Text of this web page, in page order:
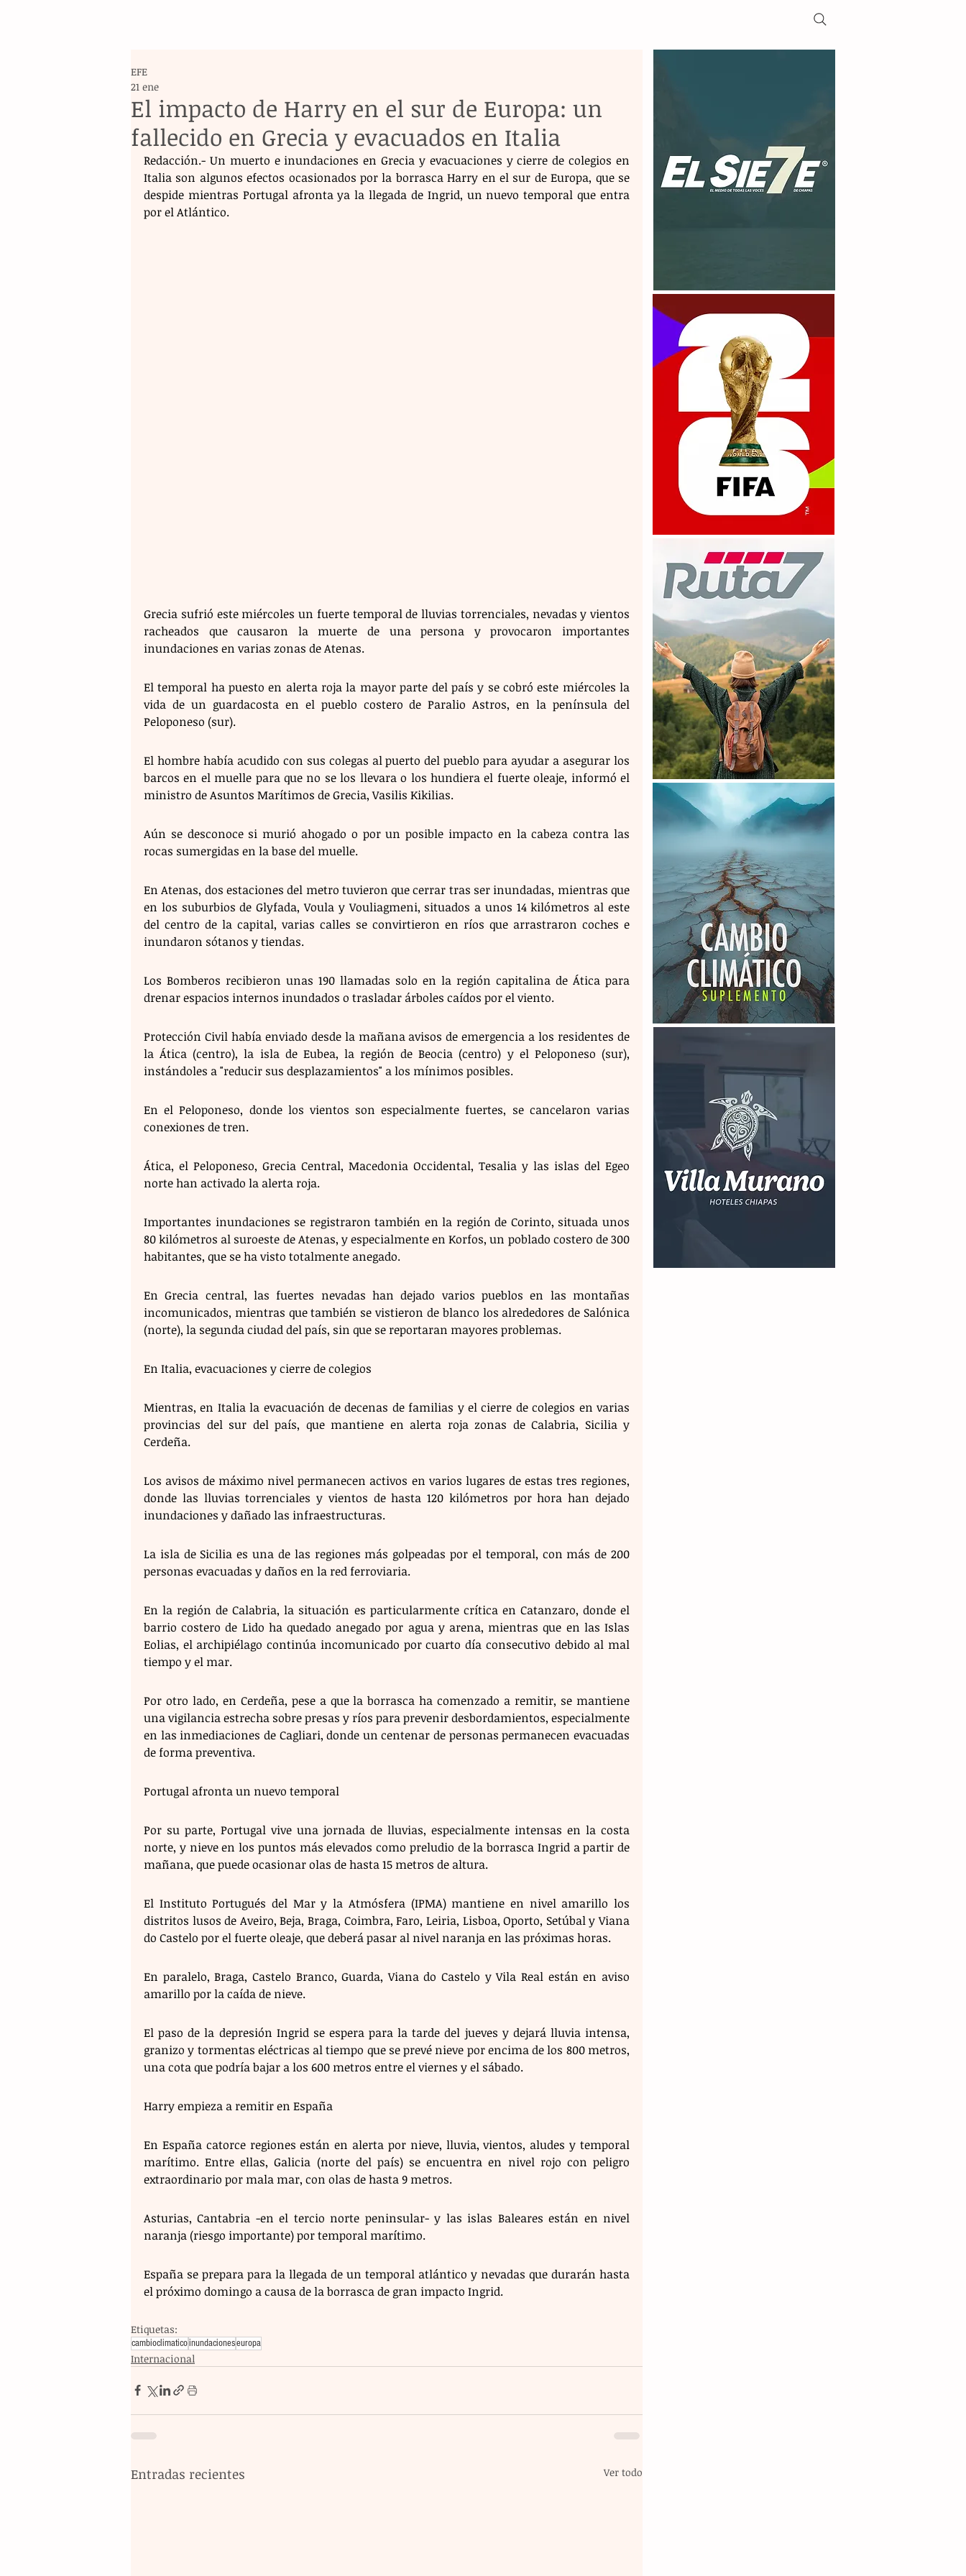
El impacto de Harry en el sur de Europa: un
fallecido en Grecia y evacuados en Italia
EFE
21 ene
Redacción.- Un muerto e inundaciones en Grecia y evacuaciones y cierre de colegios en
Italia son algunos efectos ocasionados por la borrasca Harry en el sur de Europa, que se
despide mientras Portugal afronta ya la llegada de Ingrid, un nuevo temporal que entra
por el Atlántico.
Grecia sufrió este miércoles un fuerte temporal de lluvias torrenciales, nevadas y vientos
racheados que causaron la muerte de una persona y provocaron importantes
inundaciones en varias zonas de Atenas.
El temporal ha puesto en alerta roja la mayor parte del país y se cobró este miércoles la
vida de un guardacosta en el pueblo costero de Paralio Astros, en la península del
Peloponeso (sur).
El hombre había acudido con sus colegas al puerto del pueblo para ayudar a asegurar los
barcos en el muelle para que no se los llevara o los hundiera el fuerte oleaje, informó el
ministro de Asuntos Marítimos de Grecia, Vasilis Kikilias.
Aún se desconoce si murió ahogado o por un posible impacto en la cabeza contra las
rocas sumergidas en la base del muelle.
En Atenas, dos estaciones del metro tuvieron que cerrar tras ser inundadas, mientras que
en los suburbios de Glyfada, Voula y Vouliagmeni, situados a unos 14 kilómetros al este
del centro de la capital, varias calles se convirtieron en ríos que arrastraron coches e
inundaron sótanos y tiendas.
Los Bomberos recibieron unas 190 llamadas solo en la región capitalina de Ática para
drenar espacios internos inundados o trasladar árboles caídos por el viento.
Protección Civil había enviado desde la mañana avisos de emergencia a los residentes de
la Ática (centro), la isla de Eubea, la región de Beocia (centro) y el Peloponeso (sur),
instándoles a "reducir sus desplazamientos" a los mínimos posibles.
En el Peloponeso, donde los vientos son especialmente fuertes, se cancelaron varias
conexiones de tren.
Ática, el Peloponeso, Grecia Central, Macedonia Occidental, Tesalia y las islas del Egeo
norte han activado la alerta roja.
Importantes inundaciones se registraron también en la región de Corinto, situada unos
80 kilómetros al suroeste de Atenas, y especialmente en Korfos, un poblado costero de 300
habitantes, que se ha visto totalmente anegado.
En Grecia central, las fuertes nevadas han dejado varios pueblos en las montañas
incomunicados, mientras que también se vistieron de blanco los alrededores de Salónica
(norte), la segunda ciudad del país, sin que se reportaran mayores problemas.
En Italia, evacuaciones y cierre de colegios
Mientras, en Italia la evacuación de decenas de familias y el cierre de colegios en varias
provincias del sur del país, que mantiene en alerta roja zonas de Calabria, Sicilia y
Cerdeña.
Los avisos de máximo nivel permanecen activos en varios lugares de estas tres regiones,
donde las lluvias torrenciales y vientos de hasta 120 kilómetros por hora han dejado
inundaciones y dañado las infraestructuras.
La isla de Sicilia es una de las regiones más golpeadas por el temporal, con más de 200
personas evacuadas y daños en la red ferroviaria.
En la región de Calabria, la situación es particularmente crítica en Catanzaro, donde el
barrio costero de Lido ha quedado anegado por agua y arena, mientras que en las Islas
Eolias, el archipiélago continúa incomunicado por cuarto día consecutivo debido al mal
tiempo y el mar.
Por otro lado, en Cerdeña, pese a que la borrasca ha comenzado a remitir, se mantiene
una vigilancia estrecha sobre presas y ríos para prevenir desbordamientos, especialmente
en las inmediaciones de Cagliari, donde un centenar de personas permanecen evacuadas
de forma preventiva.
Portugal afronta un nuevo temporal
Por su parte, Portugal vive una jornada de lluvias, especialmente intensas en la costa
norte, y nieve en los puntos más elevados como preludio de la borrasca Ingrid a partir de
mañana, que puede ocasionar olas de hasta 15 metros de altura.
El Instituto Portugués del Mar y la Atmósfera (IPMA) mantiene en nivel amarillo los
distritos lusos de Aveiro, Beja, Braga, Coimbra, Faro, Leiria, Lisboa, Oporto, Setúbal y Viana
do Castelo por el fuerte oleaje, que deberá pasar al nivel naranja en las próximas horas.
En paralelo, Braga, Castelo Branco, Guarda, Viana do Castelo y Vila Real están en aviso
amarillo por la caída de nieve.
El paso de la depresión Ingrid se espera para la tarde del jueves y dejará lluvia intensa,
granizo y tormentas eléctricas al tiempo que se prevé nieve por encima de los 800 metros,
una cota que podría bajar a los 600 metros entre el viernes y el sábado.
Harry empieza a remitir en España
En España catorce regiones están en alerta por nieve, lluvia, vientos, aludes y temporal
marítimo. Entre ellas, Galicia (norte del país) se encuentra en nivel rojo con peligro
extraordinario por mala mar, con olas de hasta 9 metros.
Asturias, Cantabria -en el tercio norte peninsular- y las islas Baleares están en nivel
naranja (riesgo importante) por temporal marítimo.
España se prepara para la llegada de un temporal atlántico y nevadas que durarán hasta
el próximo domingo a causa de la borrasca de gran impacto Ingrid.
Etiquetas:
cambioclimaticoinundacioneseuropa
Internacional
Entradas recientes Ver todo